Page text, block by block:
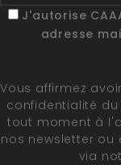
J'autorise
adresse
Vous affirmez
confidentialité du
tout moment à
nos newsletter
via